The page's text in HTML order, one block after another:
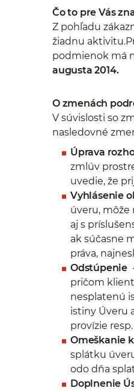
Čo to pre Vás
Z pohľadu
žiadnu
podmienok má
augusta 2014.
O zmenách
V súvislosti so
nasledovné
Úprava
zmlúv
uvedie, že
Vyhlásenie
úveru, môže
aj s
ak súčasne
práva,
Odstúpenie
pričom
nesplatenú
istiny Úveru
provízie
Omeškanie
splátku
odo dňa
Doplnenie